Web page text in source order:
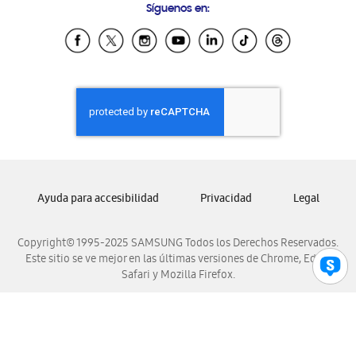
Samsung Ecuador
Samsung El Salvador
Samsung Honduras
Samsung Nicaragua
Samsung Panamá
Samsung Venezuela
Síguenos en:
Copyright© 1995-2025 SAMSUNG Todos los Derechos Reservados.
Este sitio se ve mejor en las últimas versiones de Chrome, Edge,
Safari y Mozilla Firefox.
Ayuda para accesibilidad Privacidad Legal